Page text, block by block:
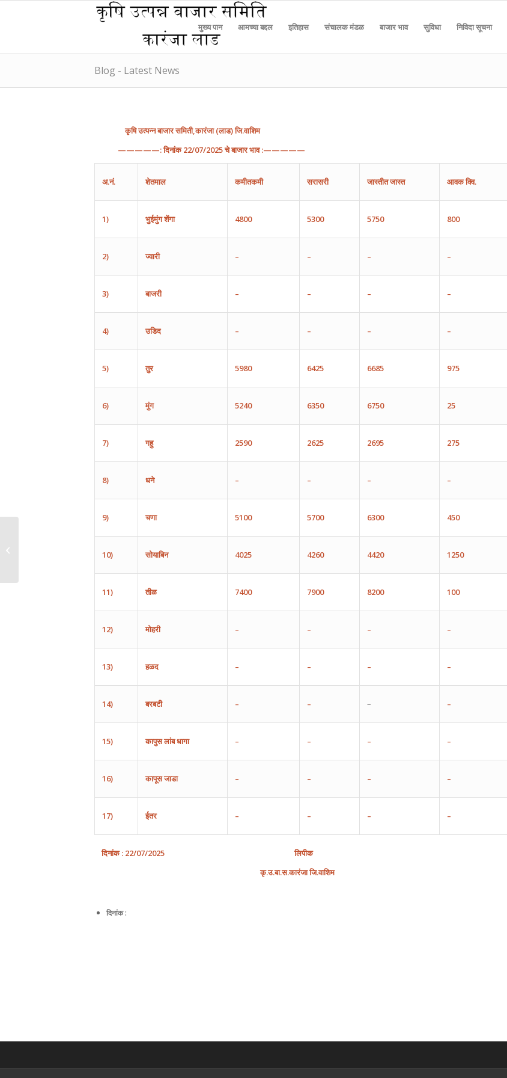
मुख्य पान आमच्या बद्दल इतिहास संचालक मंडळ बाजार भाव सुविधा निविदा सूचना
Blog - Latest News
कृषिउत्पन्नबाजारसमिती,कारंजा(लाड)जि.वाशिम
—————:दिनांक22/07/2025चेबाजारभाव:—————
अ.नं. शेतमाल कमीतकमी सरासरी जास्तीतजास्त आवकक्वि.
1) भुईमुंगशेंगा 4800 5300 5750 800
2) ज्वारी – – – –
3) बाजरी – – – –
4) उडिद – – – –
5) तुर 5980 6425 6685 975
6) मुंग 5240 6350 6750 25
7) गहु 2590 2625 2695 275
8) धने – – – –
9) चणा 5100 5700 6300 450
10) सोयाबिन 4025 4260 4420 1250
11) तीळ 7400 7900 8200 100
12) मोहरी – – – –
13) हळद – – – –
14) बरबटी – – – –
15) कापुसलांबधागा – – – –
16) कापूसजाडा – – – –
17) ईतर – – – –
दिनांक : 22/07/2025
लिपीक
कृ.उ.बा.स.कारंजाजि.वाशिम
दिनांक :